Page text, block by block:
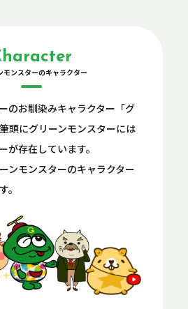
モンスターのキャラクター
のお馴染みキャラクター「グ
頭にグリーンモンスターには
が存在しています。
ンモンスターのキャラクター
。